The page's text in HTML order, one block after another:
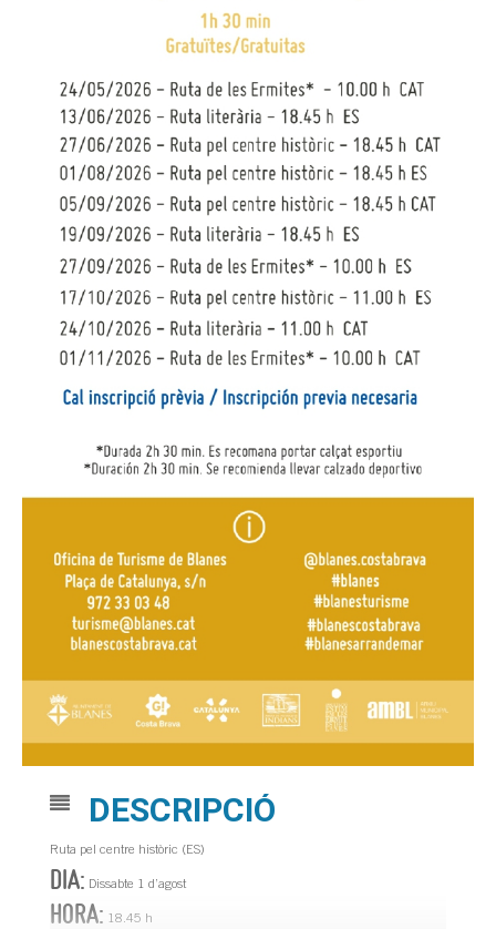
DESCRIPCIÓ
Ruta pel centre històric (ES)
DIA: Dissabte 1 d’agost
HORA: 18.45 h